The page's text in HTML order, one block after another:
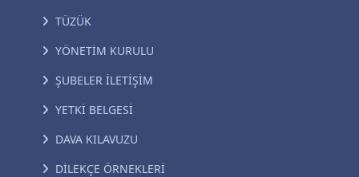
TÜZÜK
YÖNETİM KURULU
ŞUBELER İLETİŞİM
YETKİ BELGESİ
DAVA KILAVUZU
DİLEKÇE ÖRNEKLERİ